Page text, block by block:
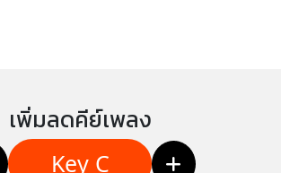
เพิ่มลดคีย์เพลง
Key C